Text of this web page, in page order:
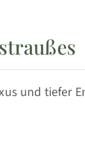
und tiefer